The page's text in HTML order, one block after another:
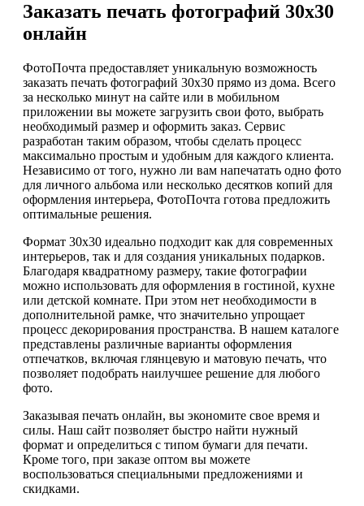
Заказать печать фотографий 30х30
онлайн
ФотоПочта предоставляет уникальную возможность
заказать печать фотографий 30х30 прямо из дома. Всего
за несколько минут на сайте или в мобильном
приложении вы можете загрузить свои фото, выбрать
необходимый размер и оформить заказ. Сервис
разработан таким образом, чтобы сделать процесс
максимально простым и удобным для каждого клиента.
Независимо от того, нужно ли вам напечатать одно фото
для личного альбома или несколько десятков копий для
оформления интерьера, ФотоПочта готова предложить
оптимальные решения.
Формат 30х30 идеально подходит как для современных
интерьеров, так и для создания уникальных подарков.
Благодаря квадратному размеру, такие фотографии
можно использовать для оформления в гостиной, кухне
или детской комнате. При этом нет необходимости в
дополнительной рамке, что значительно упрощает
процесс декорирования пространства. В нашем каталоге
представлены различные варианты оформления
отпечатков, включая глянцевую и матовую печать, что
позволяет подобрать наилучшее решение для любого
фото.
Заказывая печать онлайн, вы экономите свое время и
силы. Наш сайт позволяет быстро найти нужный
формат и определиться с типом бумаги для печати.
Кроме того, при заказе оптом вы можете
воспользоваться специальными предложениями и
скидками.